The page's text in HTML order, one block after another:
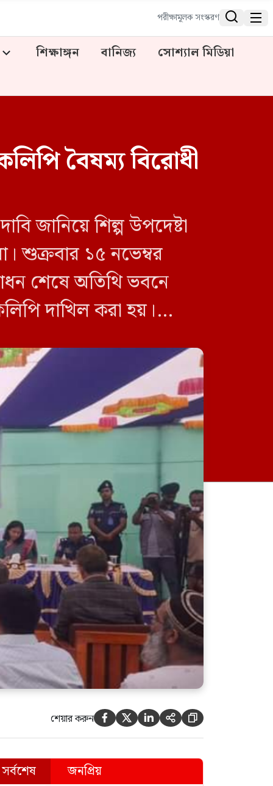
পরীক্ষামূলক সংস্করণ  
শিক্ষাঙ্গন বানিজ্য
সোশ্যাল মিডিয়া
বৈষম্য বিরোধী
জানিয়ে শিল্প উপদেষ্টা
শুক্রবার ১৫ নভেম্বর
শেষে অতিথি ভবনে
দাখিল করা হয়।
শেয়ার করুন     
সর্বশেষ জনপ্রিয়